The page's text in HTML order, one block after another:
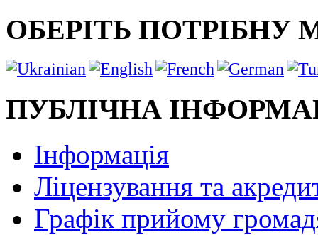
ОБЕРІТЬ ПОТРІБНУ
ПУБЛІЧНА
Інформація
Ліцензування та
Графік прийому